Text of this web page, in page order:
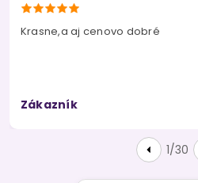
Krasne,a aj cenovo dobré
Zákazník
1/30